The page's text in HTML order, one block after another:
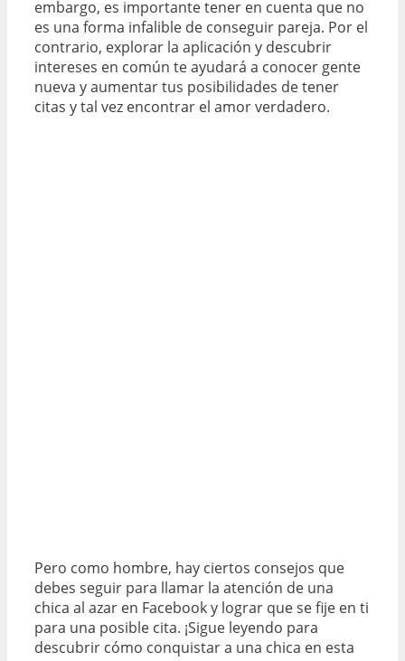
embargo, es importante tener en cuenta que no
es una forma infalible de conseguir pareja. Por el
contrario, explorar la aplicación y descubrir
intereses en común te ayudará a conocer gente
nueva y aumentar tus posibilidades de tener
citas y tal vez encontrar el amor verdadero.
Pero como hombre, hay ciertos consejos que
debes seguir para llamar la atención de una
chica al azar en Facebook y lograr que se fije en ti
para una posible cita. ¡Sigue leyendo para
descubrir cómo conquistar a una chica en esta